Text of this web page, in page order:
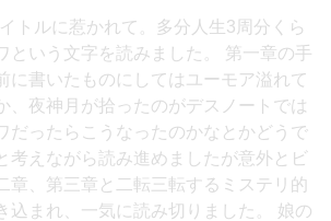
トルに惹かれて。多分人生3周分くら
という文字を読みました。 第一章の手
に書いたものにしてはユーモア溢れて
、夜神月が拾ったのがデスノートでは
だったらこうなったのかなとかどうで
考えながら読み進めましたが意外とビ
章、第三章と二転三転するミステリ的
込まれ、一気に読み切りました。 娘の